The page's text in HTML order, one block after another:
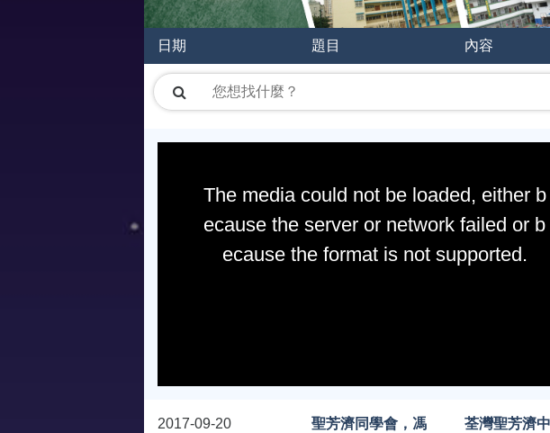
日期 題目 內容
The media could not be loaded, either b
ecause the server or network failed or b
ecause the format is not supported.
2017-09-20
聖芳濟同學會，馮
荃灣聖芳濟